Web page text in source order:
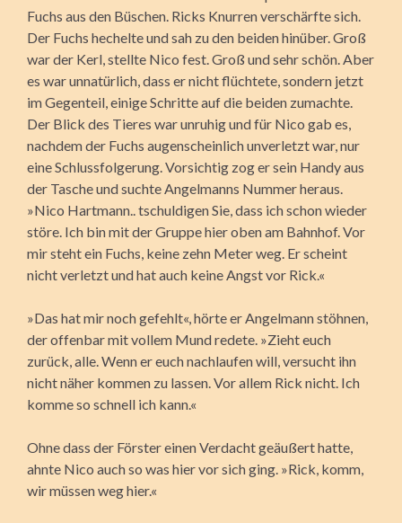
Fuchs aus den Büschen. Ricks Knurren verschärfte sich.
Der Fuchs hechelte und sah zu den beiden hinüber. Groß
war der Kerl, stellte Nico fest. Groß und sehr schön. Aber
es war unnatürlich, dass er nicht flüchtete, sondern jetzt
im Gegenteil, einige Schritte auf die beiden zumachte.
Der Blick des Tieres war unruhig und für Nico gab es,
nachdem der Fuchs augenscheinlich unverletzt war, nur
eine Schlussfolgerung. Vorsichtig zog er sein Handy aus
der Tasche und suchte Angelmanns Nummer heraus.
»Nico Hartmann.. tschuldigen Sie, dass ich schon wieder
störe. Ich bin mit der Gruppe hier oben am Bahnhof. Vor
mir steht ein Fuchs, keine zehn Meter weg. Er scheint
nicht verletzt und hat auch keine Angst vor Rick.«
»Das hat mir noch gefehlt«, hörte er Angelmann stöhnen,
der offenbar mit vollem Mund redete. »Zieht euch
zurück, alle. Wenn er euch nachlaufen will, versucht ihn
nicht näher kommen zu lassen. Vor allem Rick nicht. Ich
komme so schnell ich kann.«
Ohne dass der Förster einen Verdacht geäußert hatte,
ahnte Nico auch so was hier vor sich ging. »Rick, komm,
wir müssen weg hier.«